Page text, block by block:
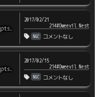
pts.
2017/02/21
214#Dweevil Nest
NGC コメントなし
pts.
2017/02/15
214#Dweevil Nest
NGC コメントなし